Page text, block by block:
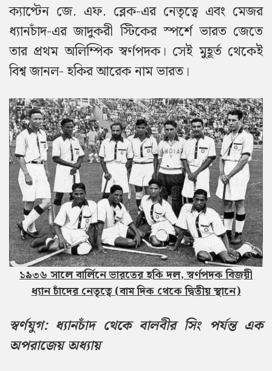
ক্যাপ্টেন জে. এফ. ব্লেক-এর নেতৃত্বে এবং মেজর
ধ্যানচাঁদ-এর জাদুকরী স্টিকের স্পর্শে ভারত জেতে
তার প্রথম অলিম্পিক স্বর্ণপদক। সেই মুহূর্ত থেকেই
বিশ্ব জানল- হকির আরেক নাম ভারত।
১৯৩৬ সালে বার্লিনে ভারতের হকি দল, স্বর্ণপদক বিজয়ী
ধ্যান চাঁদের নেতৃত্বে (বাম দিক থেকে দ্বিতীয় স্থানে)
স্বর্ণযুগ: ধ্যানচাঁদ থেকে বালবীর সিং পর্যন্ত এক
অপরাজেয় অধ্যায়